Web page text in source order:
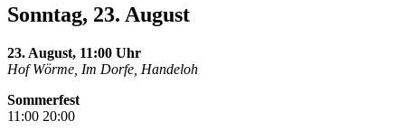
Sonntag, 23. August
23. August, 11:00 Uhr
Hof Wörme, Im Dorfe, Handeloh
Sommerfest
11:00 20:00